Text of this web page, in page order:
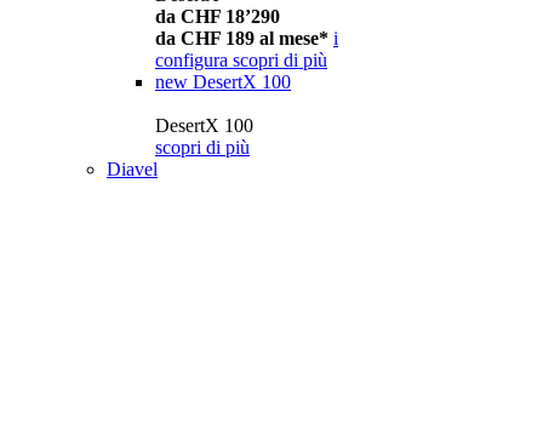
da CHF 18’290
da CHF 189 al mese* i
configura scopri di più
new DesertX 100
DesertX 100
scopri di più
Diavel